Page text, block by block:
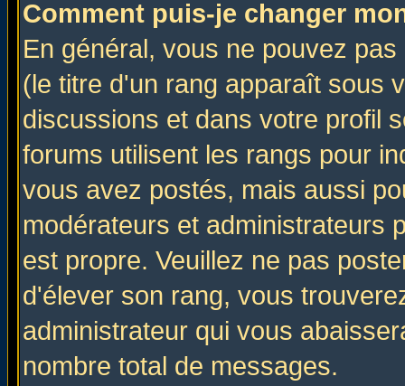
Comment puis-je changer
En général, vous ne pouvez
(le titre d'un rang apparaît sous
discussions et dans votre profil
forums utilisent les rangs pour
vous avez postés, mais aussi
modérateurs et administrateurs
est propre. Veuillez ne pas
d'élever son rang, vous
administrateur qui vous
nombre total de messages.